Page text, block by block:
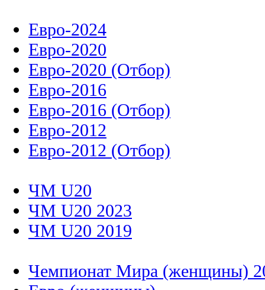
Евро-2024
Евро-2020
Евро-2020 (Отбор)
Евро-2016
Евро-2016 (Отбор)
Евро-2012
Евро-2012 (Отбор)
ЧМ U20
ЧМ U20 2023
ЧМ U20 2019
Чемпионат Мира (женщины)